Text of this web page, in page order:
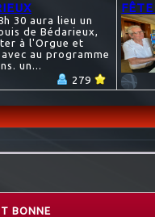
30 aura lieu un
de Bédarieux,
à l'Orgue et
au programme
un...
279
BONNE